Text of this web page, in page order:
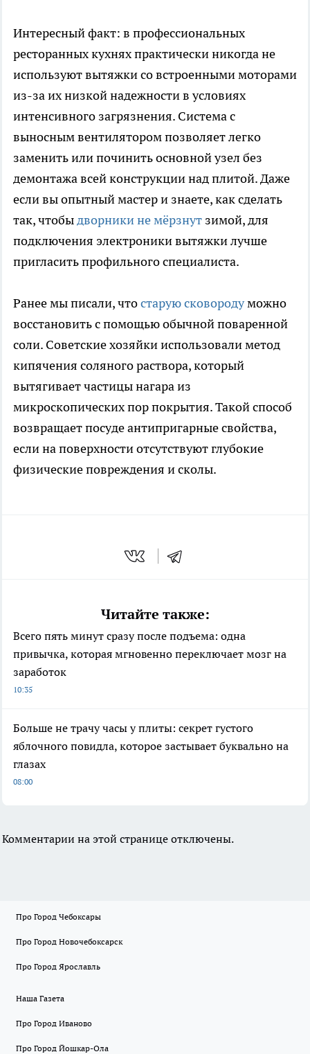
Интересный факт: в профессиональных
ресторанных кухнях практически никогда не
используют вытяжки со встроенными моторами
из-за их низкой надежности в условиях
интенсивного загрязнения. Система с
выносным вентилятором позволяет легко
заменить или починить основной узел без
демонтажа всей конструкции над плитой. Даже
если вы опытный мастер и знаете, как сделать
так, чтобыдворники не мёрзнут зимой, для
подключения электроники вытяжки лучше
пригласить профильного специалиста.
Ранее мы писали, чтостарую сковородуможно
восстановить с помощью обычной поваренной
соли. Советские хозяйки использовали метод
кипячения соляного раствора, который
вытягивает частицы нагара из
микроскопических пор покрытия. Такой способ
возвращает посуде антипригарные свойства,
если на поверхности отсутствуют глубокие
физические повреждения и сколы.
Читайте также:
Всего пять минут сразу после подъема: одна
привычка, которая мгновенно переключает мозг на
заработок
10:35
Больше не трачу часы у плиты: секрет густого
яблочного повидла, которое застывает буквально на
глазах
08:00
Комментарии на этой странице отключены.
Про Город Чебоксары
Про Город Новочебоксарск
Про Город Ярославль
Наша Газета
Про Город Иваново
Про Город Йошкар-Ола